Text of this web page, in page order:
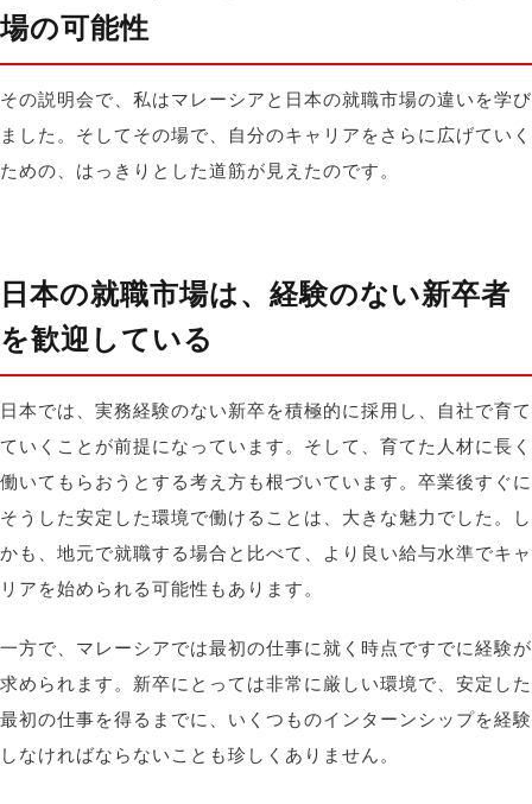
場の可能性
その説明会で、私はマレーシアと日本の就職市場の違いを学び
ました。そしてその場で、自分のキャリアをさらに広げていく
ための、はっきりとした道筋が見えたのです。
日本の就職市場は、経験のない新卒者
を歓迎している
日本では、実務経験のない新卒を積極的に採用し、自社で育て
ていくことが前提になっています。そして、育てた人材に長く
働いてもらおうとする考え方も根づいています。卒業後すぐに
そうした安定した環境で働けることは、大きな魅力でした。し
かも、地元で就職する場合と比べて、より良い給与水準でキャ
リアを始められる可能性もあります。
一方で、マレーシアでは最初の仕事に就く時点ですでに経験が
求められます。新卒にとっては非常に厳しい環境で、安定した
最初の仕事を得るまでに、いくつものインターンシップを経験
しなければならないことも珍しくありません。